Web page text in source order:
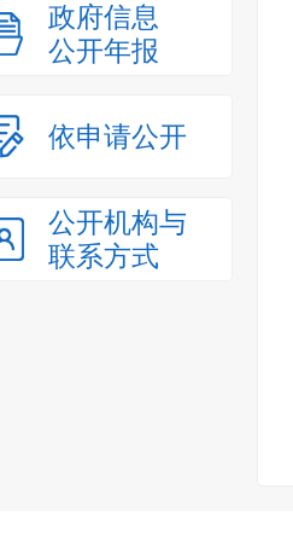
政府信息
公开年报
依申请公开
公开机构与
联系方式